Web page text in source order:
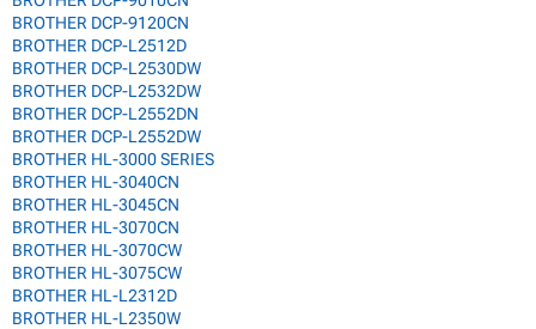
BROTHER DCP-9120CN
BROTHER DCP-L2512D
BROTHER DCP-L2530DW
BROTHER DCP-L2532DW
BROTHER DCP-L2552DN
BROTHER DCP-L2552DW
BROTHER HL-3000 SERIES
BROTHER HL-3040CN
BROTHER HL-3045CN
BROTHER HL-3070CN
BROTHER HL-3070CW
BROTHER HL-3075CW
BROTHER HL-L2312D
BROTHER HL-L2350W